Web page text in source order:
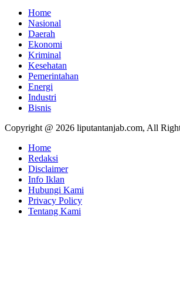
Home
Nasional
Daerah
Ekonomi
Kriminal
Kesehatan
Pemerintahan
Energi
Industri
Bisnis
Copyright @ 2026 liputantanjab.com, All
Home
Redaksi
Disclaimer
Info Iklan
Hubungi Kami
Privacy Policy
Tentang Kami